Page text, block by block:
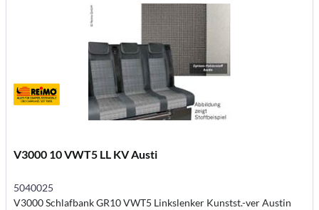
V3000 10 VWT5 LL KV Austi
5040025
V3000 Schlafbank GR10 VWT5 Linkslenker Kunstst.-ver Austin